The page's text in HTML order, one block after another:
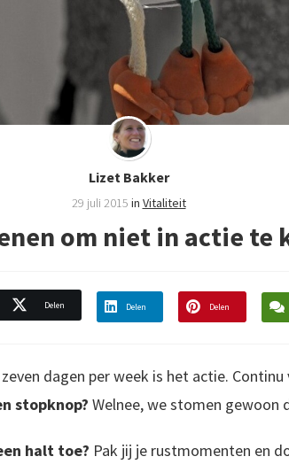
Lizet Bakker
29 juli 2015 in Vitaliteit
om niet in actie te
Delen Delen Delen
dagen per week is het actie.
stopknop? Welnee, we stomen gewoon
halt toe? Pak jij je rustmomenten en